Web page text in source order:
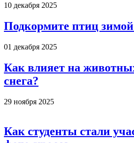
10 декабря 2025
Подкормите птиц
01 декабря 2025
Как влияет на
снега?
29 ноября 2025
Как студенты стали